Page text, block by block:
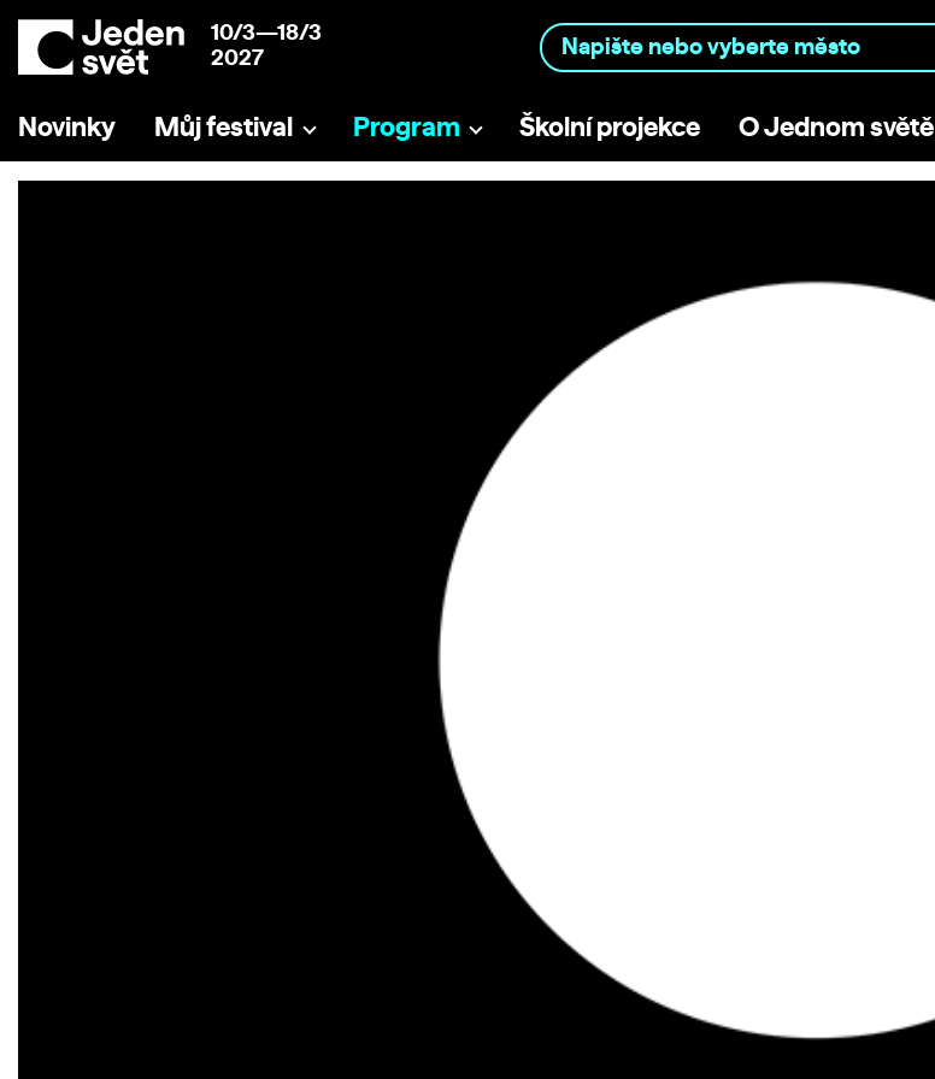
10/3—18/3
2027
Novinky Můj festival Program Školní projekce O Jednom světě